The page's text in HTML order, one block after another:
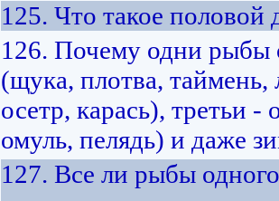
125. Что такое
126. Почему одни рыбы
(щука, плотва, таймень,
осетр, карась), третьи
омуль, пелядь) и даже
127. Все ли рыбы